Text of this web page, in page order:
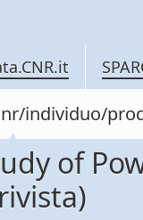
individuo/
of